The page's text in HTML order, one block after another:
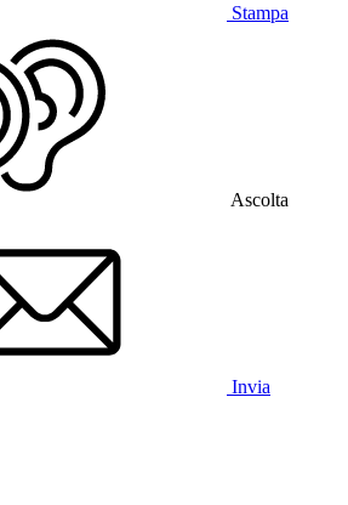
Stampa
Ascolta
Invia